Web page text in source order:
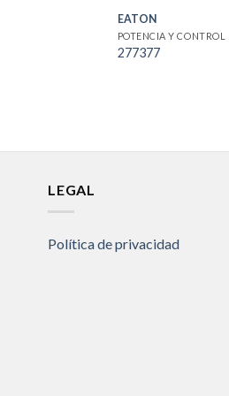
EATON
POTENCIA Y CONTROL
277377
LEGAL
Política de privacidad